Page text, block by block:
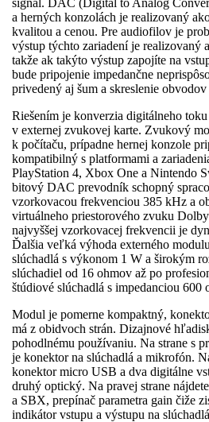
a herných konzolách je realizovaný
kvalitou a cenou. Pre audiofilov je
výstup týchto zariadení je realizovaný
takže ak takýto výstup zapojíte na
bude pripojenie impedančne
privedený aj šum a skreslenie
Riešením je konverzia digitálneho
v externej zvukovej karte. Zvukový
k počítaču, prípadne hernej konzole
kompatibilný s platformami a
PlayStation 4, Xbox One a Nintendo
bitový DAC prevodník schopný
vzorkovacou frekvenciou 385 kHz a
virtuálneho priestorového zvuku
najvyššej vzorkovacej frekvencii je
Ďalšia veľká výhoda externého
slúchadlá s výkonom 1 W a širokým
slúchadiel od 16 ohmov až po
štúdiové slúchadlá s impedanciou 600
Modul je pomerne kompaktný,
má z obidvoch strán. Dizajnové
pohodlnému používaniu. Na strane s
je konektor na slúchadlá a mikrofón.
konektor micro USB a dva digitálne
druhý optický. Na pravej strane
a SBX, prepínač parametra gain čiže
indikátor vstupu a výstupu na